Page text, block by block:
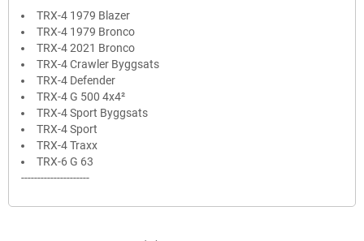
TRX-4 1979 Blazer
TRX-4 1979 Bronco
TRX-4 2021 Bronco
TRX-4 Crawler Byggsats
TRX-4 Defender
TRX-4 G 500 4x4²
TRX-4 Sport Byggsats
TRX-4 Sport
TRX-4 Traxx
TRX-6 G 63
---------------------